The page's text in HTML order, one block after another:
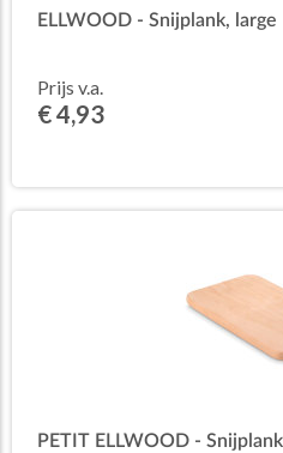
ELLWOOD - Snijplank, large
Prijs v.a.
€ 4,93
PETIT ELLWOOD - Snijplank,